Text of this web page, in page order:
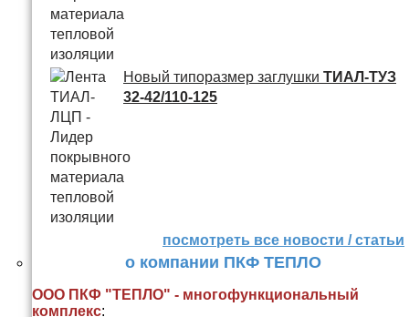
Новый типоразмер заглушки ТИАЛ-ТУЗ
32-42/110-125
посмотреть все новости / статьи
о компании ПКФ ТЕПЛО
ООО ПКФ "ТЕПЛО" - многофункциональный
комплекс: